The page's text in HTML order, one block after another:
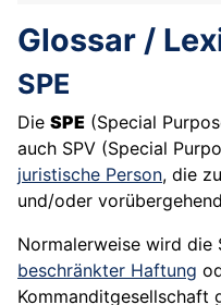
Glossar /
SPE
Die SPE (Special
auch SPV (Special
juristische Person, die
und/oder
Normalerweise wird die
beschränkter Haftung
Kommanditgesellschaft